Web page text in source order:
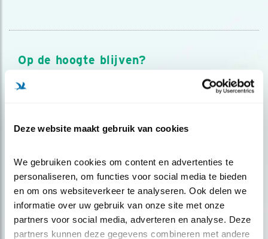
Deze website maakt gebruik van cookies
We gebruiken cookies om content en advertenties te
personaliseren, om functies voor social media te bieden
en om ons websiteverkeer te analyseren. Ook delen we
informatie over uw gebruik van onze site met onze
partners voor social media, adverteren en analyse. Deze
partners kunnen deze gegevens combineren met andere
Op de hoogte blijven?
Meld je aan en ontvang nieuws, inspiratie, acties en tips
over vogels en activiteiten van Vogelbescherming.